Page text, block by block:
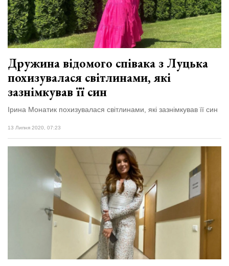
Дружина відомого співака з Луцька
похизувалася світлинами, які
зазнімкував її син
Ірина Монатик похизувалася світлинами, які зазнімкував її син
13 Липня 2020, 07:23